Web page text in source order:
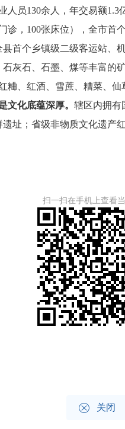
员130余人，年交易额
，100张床位），全市
首个乡镇级二级客运站
灰石、石墨、煤等丰富的
粬、红酒、雪蔗、糟菜、
文化底蕴深厚。 辖区内拥有
址；省级非物质文化遗
扫一扫在手机上查看
 关闭